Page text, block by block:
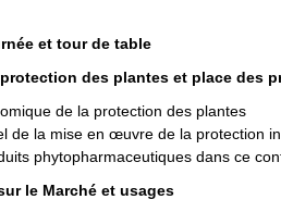
et tour de table
des plantes et place des
de la protection des plantes
de la mise en œuvre de la protection
phytopharmaceutiques dans ce
le Marché et usages